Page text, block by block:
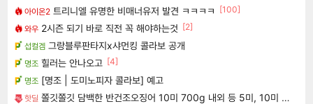
아이온2 트리니엘 유명한 비매너유저 발견 ㅋㅋㅋㅋ
[100]
와우 2시즌 되기 바로 직전 꼭 해야하는것 [2]
섭컬겜 그랑블루판타지x샤먼킹 콜라보 공개
명조 힐러는 안나오고 [4]
명조 [명조 | 도미노피자 콜라보] 예고
핫딜 쫄깃쫄깃 담백한 반건조오징어 10미 700g 내외 등 5미, 10미 초장&버터 사은품 100% 구성